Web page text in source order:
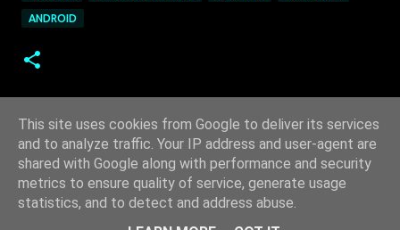
ANDROID
Από το Blogger
This site uses cookies from Google to deliver its services
and to analyze traffic. Your IP address and user-agent are
shared with Google along with performance and security
metrics to ensure quality of service, generate usage
statistics, and to detect and address abuse.